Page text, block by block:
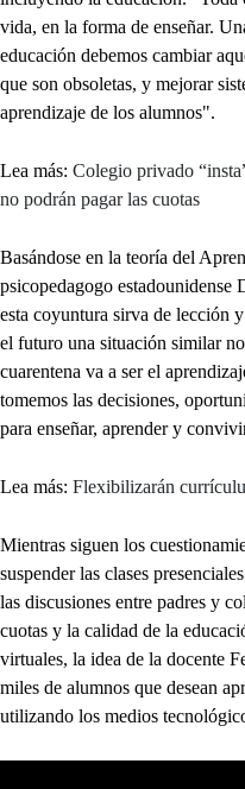
vida, en la forma de enseñar.
educación debemos cambiar
que son obsoletas, y mejorar
aprendizaje de los alumnos".
Lea más: Colegio privado
no podrán pagar las cuotas
Basándose en la teoría del
psicopedagogo estadounidense
esta coyuntura sirva de lección
el futuro una situación similar
cuarentena va a ser el
tomemos las decisiones,
para enseñar, aprender y
Lea más: Flexibilizarán
Mientras siguen los
suspender las clases
las discusiones entre padres y
cuotas y la calidad de la
virtuales, la idea de la docente
miles de alumnos que desean
utilizando los medios